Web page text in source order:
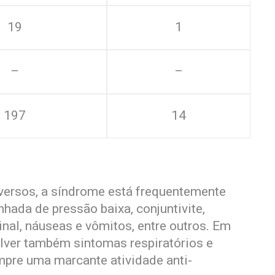
19 1
– –
197 14
a síndrome está frequentemente
de pressão baixa, conjuntivite,
náuseas e vômitos, entre outros. Em
também sintomas respiratórios e
uma marcante atividade anti-